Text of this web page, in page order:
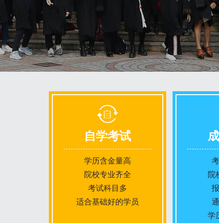
自学考试
学历含金量高
院校专业齐全
考试科目多
适合基础好的学员
院
学